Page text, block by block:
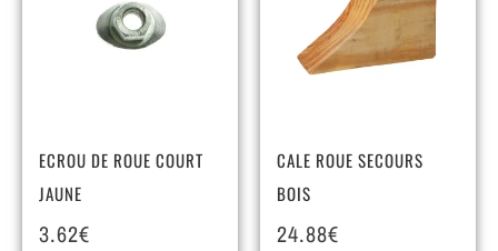
ECROU DE ROUE COURT
JAUNE
3.62€
CALE ROUE SECOURS
BOIS
24.88€